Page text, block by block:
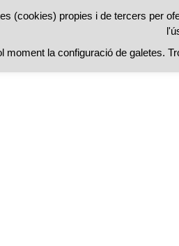
Índex de receptes La figuera
(cookies) propies i de tercers per
moment la configuració de galetes.